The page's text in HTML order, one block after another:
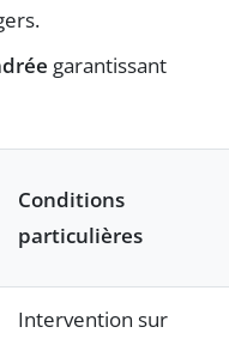
garantissant
Conditions
particulières
Intervention sur